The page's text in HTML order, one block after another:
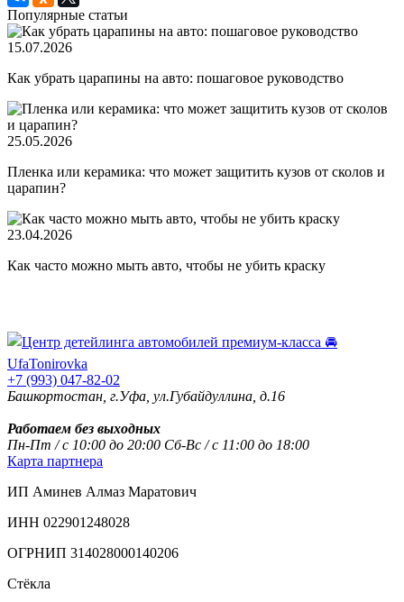
Популярные статьи
15.07.2026
Как убрать царапины на авто: пошаговое руководство
25.05.2026
Пленка или керамика: что может защитить кузов от сколов и
царапин?
23.04.2026
Как часто можно мыть авто, чтобы не убить краску
+7 (993) 047-82-02
Башкортостан, г.Уфа, ул.Губайдуллина, д.16
Работаем без выходных
Пн-Пт / с 10:00 до 20:00 Сб-Вс / с 11:00 до 18:00
Карта партнера
ИП Аминев Алмаз Маратович
ИНН 022901248028
ОГРНИП 314028000140206
Стёкла